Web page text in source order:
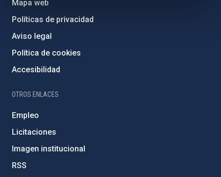
Mapa web
Políticas de privacidad
Aviso legal
Política de cookies
Accesibilidad
OTROS ENLACES
Empleo
Licitaciones
Imagen institucional
RSS